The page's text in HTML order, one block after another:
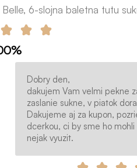
Belle, 6-slojna baletna tutu
Dobry den,
dakujem Vam velmi pekne
zaslanie sukne, v piatok
Dakujeme aj za kupon,
dcerkou, ci by sme ho mohli
nejak vyuzit.